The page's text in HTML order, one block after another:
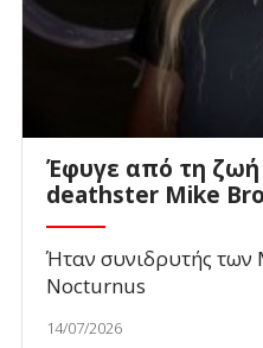
Έφυγε από τη
deathster Mike
Ήταν συνιδρυτής των
Nocturnus
14/07/2026